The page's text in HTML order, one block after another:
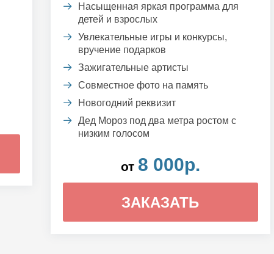
Насыщенная яркая программа для
детей и взрослых
Увлекательные игры и конкурсы,
вручение подарков
Зажигательные артисты
Совместное фото на память
Новогодний реквизит
Дед Мороз под два метра ростом с
низким голосом
от 8 000р.
ЗАКАЗАТЬ